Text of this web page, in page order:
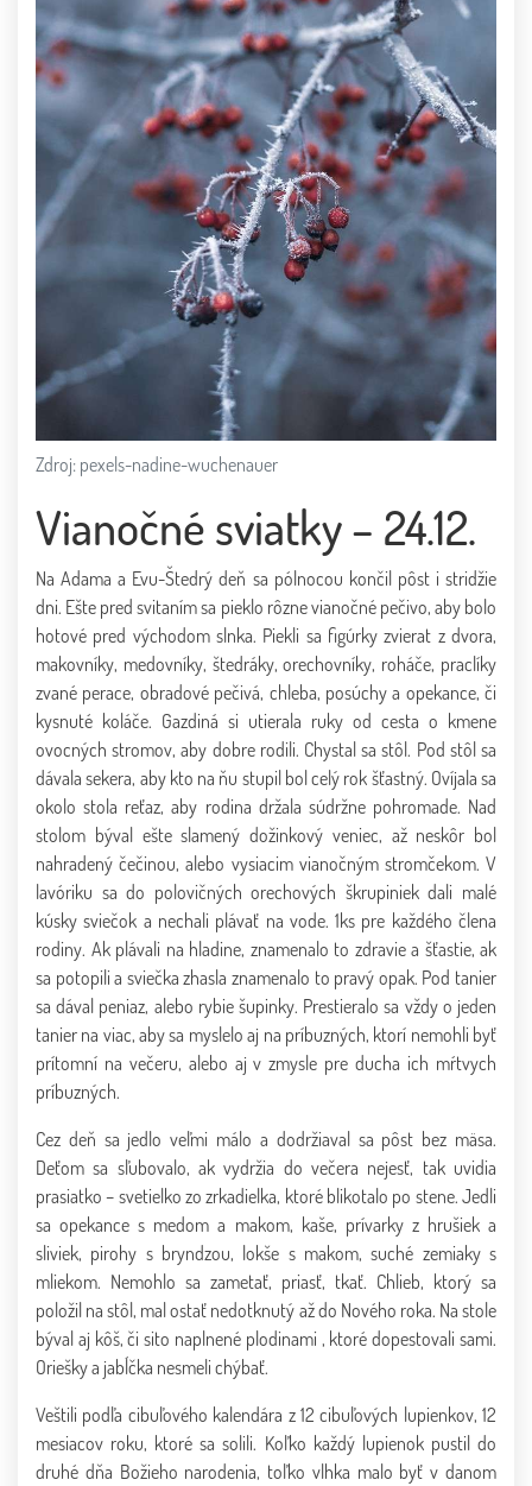
Zdroj: pexels-nadine-wuchenauer
Vianočné sviatky – 24.12.
Na Adama a Evu-Štedrý deň sa pólnocou končil pôst i stridžie
dni. Ešte pred svitaním sa pieklo rôzne vianočné pečivo, aby bolo
hotové pred východom slnka. Piekli sa figúrky zvierat z dvora,
makovníky, medovníky, štedráky, orechovníky, roháče, praclíky
zvané perace, obradové pečivá, chleba, posúchy a opekance, či
kysnuté koláče. Gazdiná si utierala ruky od cesta o kmene
ovocných stromov, aby dobre rodili. Chystal sa stôl. Pod stôl sa
dávala sekera, aby kto na ňu stupil bol celý rok šťastný. Ovíjala sa
okolo stola reťaz, aby rodina držala súdržne pohromade. Nad
stolom býval ešte slamený dožinkový veniec, až neskôr bol
nahradený čečinou, alebo vysiacim vianočným stromčekom. V
lavóriku sa do polovičných orechových škrupiniek dali malé
kúsky sviečok a nechali plávať na vode. 1ks pre každého člena
rodiny. Ak plávali na hladine, znamenalo to zdravie a šťastie, ak
sa potopili a sviečka zhasla znamenalo to pravý opak. Pod tanier
sa dával peniaz, alebo rybie šupinky. Prestieralo sa vždy o jeden
tanier na viac, aby sa myslelo aj na príbuzných, ktorí nemohli byť
prítomní na večeru, alebo aj v zmysle pre ducha ich mŕtvych
príbuzných.
Cez deň sa jedlo veľmi málo a dodržiaval sa pôst bez mäsa.
Deťom sa sľubovalo, ak vydržia do večera nejesť, tak uvidia
prasiatko – svetielko zo zrkadielka, ktoré blikotalo po stene. Jedli
sa opekance s medom a makom, kaše, prívarky z hrušiek a
sliviek, pirohy s bryndzou, lokše s makom, suché zemiaky s
mliekom. Nemohlo sa zametať, priasť, tkať. Chlieb, ktorý sa
položil na stôl, mal ostať nedotknutý až do Nového roka. Na stole
býval aj kôš, či sito naplnené plodinami , ktoré dopestovali sami.
Oriešky a jabĺčka nesmeli chýbať.
Veštili podľa cibuľového kalendára z 12 cibuľových lupienkov, 12
mesiacov roku, ktoré sa solili. Koľko každý lupienok pustil do
druhé dňa Božieho narodenia, toľko vlhka malo byť v danom